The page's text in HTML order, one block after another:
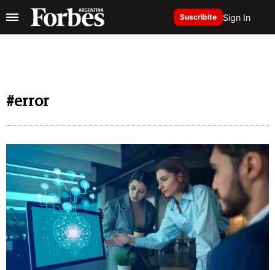
Suscribite Sign In
#error